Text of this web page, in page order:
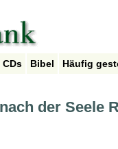
CDs Bibel Häufig
der Seele